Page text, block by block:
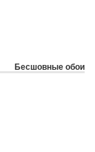
Бесшовные обои